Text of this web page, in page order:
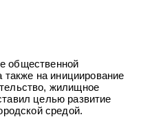
общественной
также на инициирование
жилищное
целью развитие
средой.